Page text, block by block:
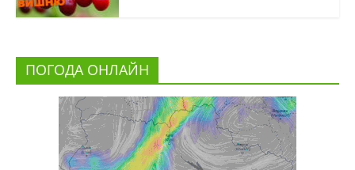
ПОГОДА ОНЛАЙН